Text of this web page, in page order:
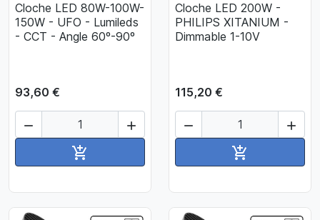
Cloche LED 80W-100W-
150W - UFO - Lumileds
- CCT - Angle 60º-90º
93,60 €
 

Cloche LED 200W -
PHILIPS XITANIUM -
Dimmable 1-10V
115,20 €
 
